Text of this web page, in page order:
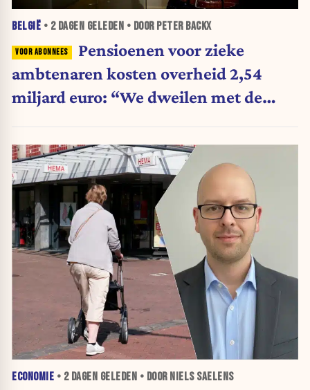
BELGIË • 2 DAGEN GELEDEN • DOOR PETER BACKX
Pensioenen voor zieke
ambtenaren kosten overheid 2,54
miljard euro: “We dweilen met de
ECONOMIE • 2 DAGEN GELEDEN • DOOR NIELS SAELENS